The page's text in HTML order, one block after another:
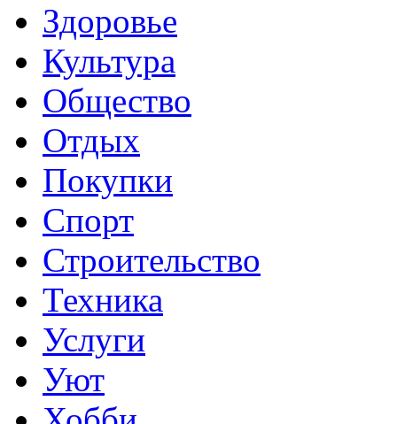
Здоровье
Культура
Общество
Отдых
Покупки
Спорт
Строительство
Техника
Услуги
Уют